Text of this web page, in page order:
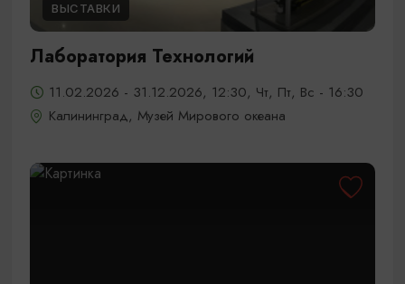
ВЫСТАВКИ
Лаборатория Технологий
11.02.2026 - 31.12.2026, 12:30, Чт, Пт, Вс - 16:30
Калининград, Музей Мирового океана